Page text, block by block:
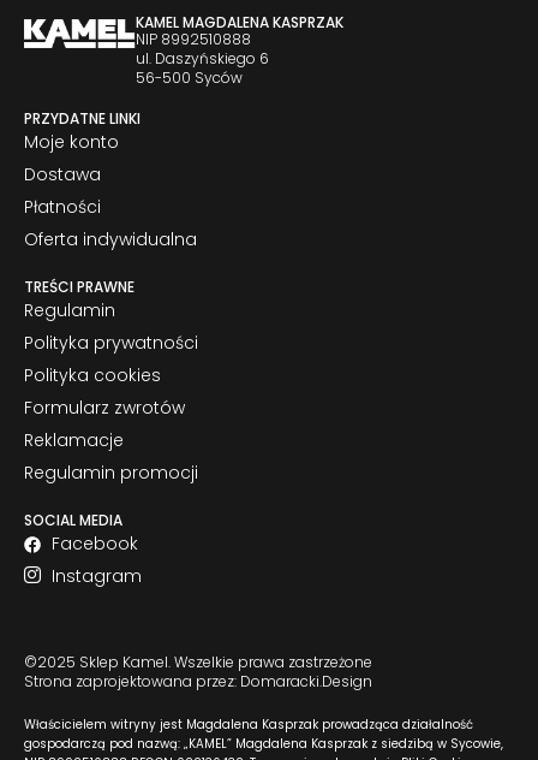
KAMEL MAGDALENA KASPRZAK
NIP 8992510888
ul. Daszyńskiego 6
56-500 Syców
PRZYDATNE LINKI
Moje konto
Dostawa
Płatności
Oferta indywidualna
TREŚCI PRAWNE
Regulamin
Polityka prywatności
Polityka cookies
Formularz zwrotów
Reklamacje
Regulamin promocji
SOCIAL MEDIA
Facebook
Instagram
©2025 Sklep Kamel. Wszelkie prawa zastrzeżone
Strona zaprojektowana przez: Domaracki.Design
Właścicielem witryny jest Magdalena Kasprzak prowadząca działalność
gospodarczą pod nazwą: „KAMEL” Magdalena Kasprzak z siedzibą w Sycowie,